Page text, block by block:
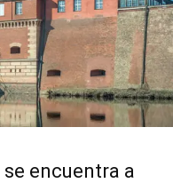
se encuentra a